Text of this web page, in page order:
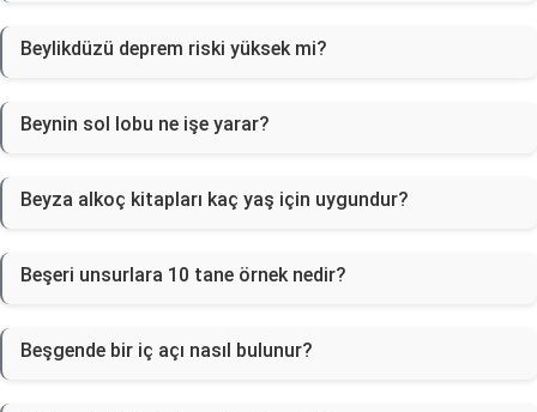
Beylikdüzü deprem riski yüksek mi?
Beynin sol lobu ne işe yarar?
Beyza alkoç kitapları kaç yaş için uygundur?
Beşeri unsurlara 10 tane örnek nedir?
Beşgende bir iç açı nasıl bulunur?